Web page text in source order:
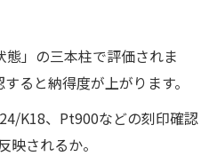
」の三本柱で評価されま
ると納得度が上がります。
K18、Pt900などの刻印確認
映されるか。